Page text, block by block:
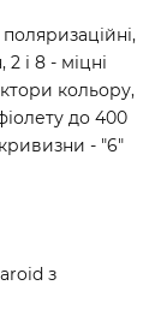
і 8 - міцні
кольору,
до 400
- "6"
з